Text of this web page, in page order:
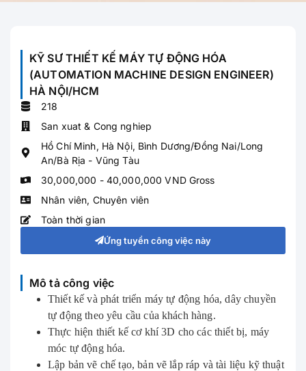
KỸ SƯ THIẾT KẾ MÁY TỰ ĐỘNG HÓA
(AUTOMATION MACHINE DESIGN ENGINEER)
HÀ NỘI/HCM
218
San xuat & Cong nghiep
Hồ Chí Minh, Hà Nội, Bình Dương/Đồng Nai/Long
An/Bà Rịa - Vũng Tàu
30,000,000 - 40,000,000 VND Gross
Nhân viên, Chuyên viên
Toàn thời gian
Ứng tuyển công việc này
Mô tả công việc
Thiết kế và phát triển máy tự động hóa, dây chuyền
tự động theo yêu cầu của khách hàng.
Thực hiện thiết kế cơ khí 3D cho các thiết bị, máy
móc tự động hóa.
Lập bản vẽ chế tạo, bản vẽ lắp ráp và tài liệu kỹ thuật